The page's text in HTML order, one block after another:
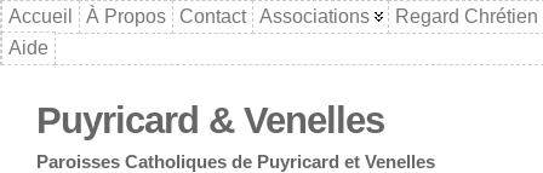
Accueil À Propos Contact Associations
Regard Chrétien
Aide
Puyricard & Venelles
Paroisses Catholiques de Puyricard et Venelles